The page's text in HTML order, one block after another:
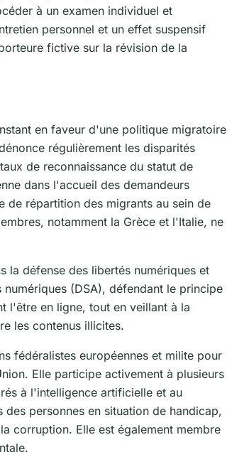
à un examen individuel et
personnel et un effet suspensif
fictive sur la révision de la
en faveur d'une politique migratoire
régulièrement les disparités
de reconnaissance du statut de
dans l'accueil des demandeurs
de répartition des migrants au sein de
notamment la Grèce et l'Italie, ne
la défense des libertés numériques et
(DSA), défendant le principe
l'être en ligne, tout en veillant à la
les contenus illicites.
fédéralistes européennes et milite pour
Elle participe activement à plusieurs
à l'intelligence artificielle et au
personnes en situation de handicap,
corruption. Elle est également membre